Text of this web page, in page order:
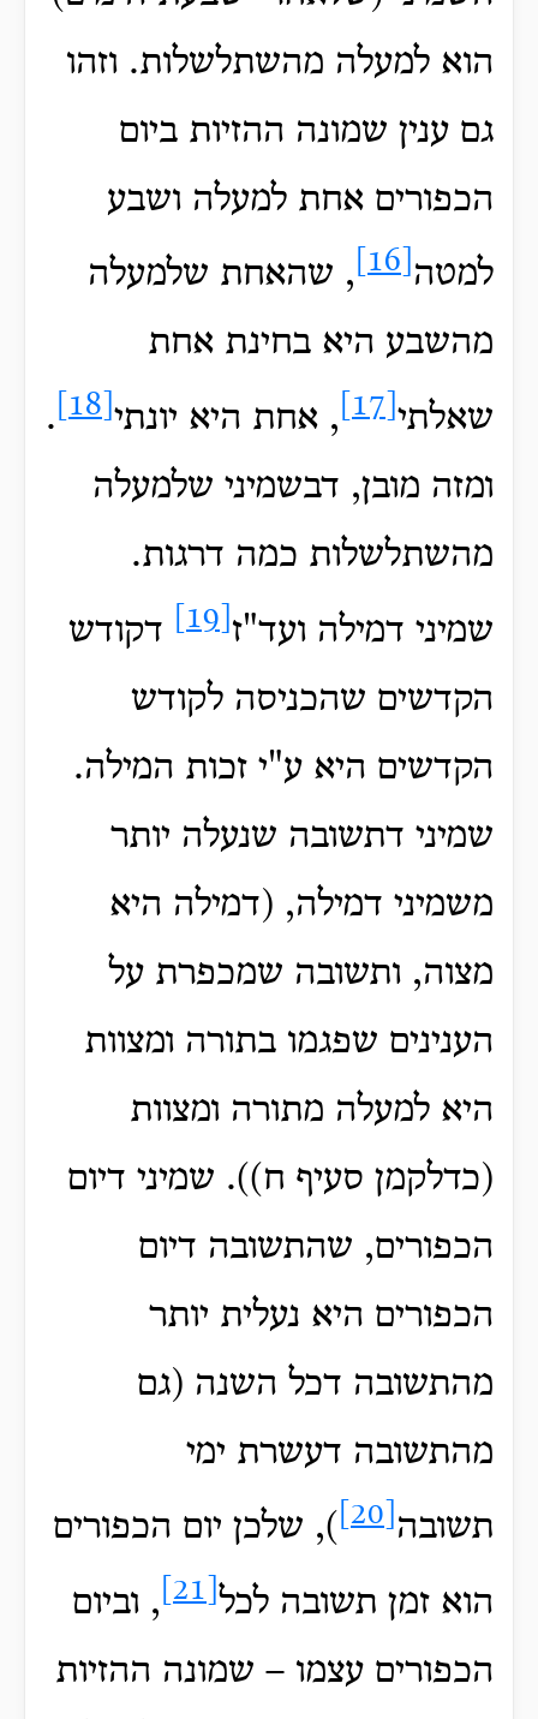
הוא למעלה מהשתלשלות. וזהו
גם ענין שמונה ההזיות ביום
הכפורים אחת למעלה ושבע
למטה
, שהאחת שלמעלה
מהשבע היא בחינת אחת
שאלתי
, אחת היא יונתי
.
ומזה מובן, דבשמיני שלמעלה
מהשתלשלות כמה דרגות.
שמיני דמילה ועד"ז
דקודש
הקדשים שהכניסה לקודש
הקדשים היא ע"י זכות המילה.
שמיני דתשובה שנעלה יותר
משמיני דמילה, (דמילה היא
מצוה, ותשובה שמכפרת על
הענינים שפגמו בתורה ומצוות
היא למעלה מתורה ומצוות
(כדלקמן סעיף ח)). שמיני דיום
הכפורים, שהתשובה דיום
הכפורים היא נעלית יותר
מהתשובה דכל השנה (גם
מהתשובה דעשרת ימי
תשובה
), שלכן יום הכפורים
הוא זמן תשובה לכל
, וביום
הכפורים עצמו – שמונה ההזיות